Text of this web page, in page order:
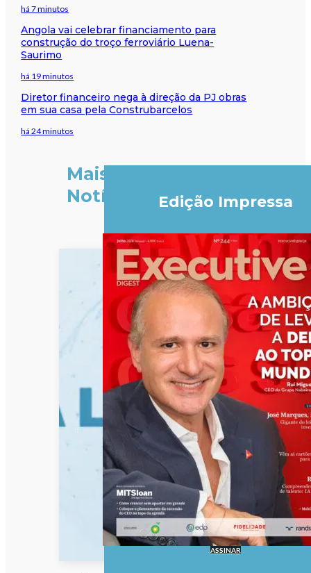
há 7 minutos
Angola vai celebrar financiamento para
construção do troço ferroviário Luena-
Saurimo
há 19 minutos
Diretor financeiro nega à direção da PJ obras
em sua casa pela Construbarcelos
há 24 minutos
Mais
Notícias
Edição Impressa
ASSINAR